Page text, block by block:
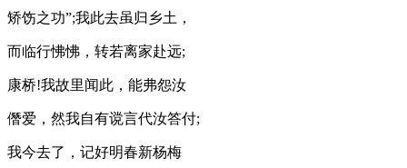
矫饬之功”;我此去虽归乡土，
而临行怫怫，转若离家赴远;
康桥!我故里闻此，能弗怨汝
僭爱，然我自有谠言代汝答付;
我今去了，记好明春新杨梅